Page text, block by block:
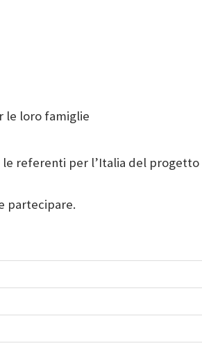
le loro famiglie
le referenti per l’Italia del
partecipare.